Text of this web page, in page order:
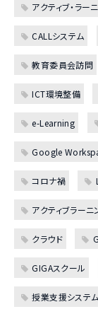
アクティブ・ラー
CALLシステム
教育委員会訪問
ICT環境整備
e-Learning
Google
コロナ禍
アクティブラーニ
クラウド
GIGAスクール
授業支援システム